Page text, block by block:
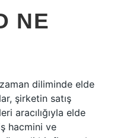
NE
diliminde elde
şirketin satış
aracılığıyla elde
hacmini ve